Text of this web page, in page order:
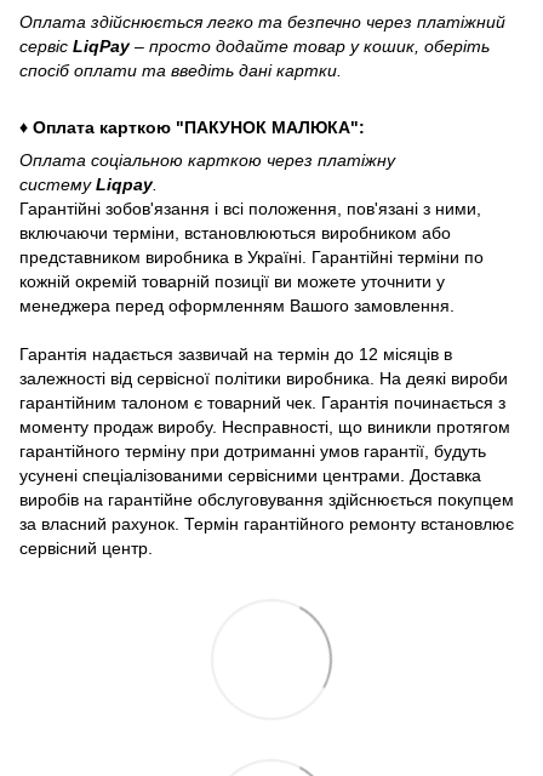
Оплата здійснюється легко та безпечно через платіжний
сервіс LiqPay– просто додайте товар у кошик, оберіть
спосіб оплати та введіть дані картки.
♦ Оплата карткою "ПАКУНОК МАЛЮКА":
Оплата соціальною карткою через платіжну
системуLiqpay.
Гарантійні зобов'язання і всі положення, пов'язані з ними,
включаючи терміни, встановлюються виробником або
представником виробника в Україні. Гарантійні терміни по
кожній окремій товарній позиції ви можете уточнити у
менеджера перед оформленням Вашого замовлення.
Гарантія надається зазвичай на термін до 12 місяців в
залежності від сервісної політики виробника. На деякі вироби
гарантійним талоном є товарний чек. Гарантія починається з
моменту продаж виробу. Несправності, що виникли протягом
гарантійного терміну при дотриманні умов гарантії, будуть
усунені спеціалізованими сервісними центрами. Доставка
виробів на гарантійне обслуговування здійснюється покупцем
за власний рахунок. Термін гарантійного ремонту встановлює
сервісний центр.